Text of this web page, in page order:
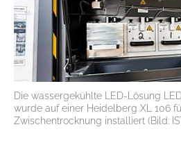
Die wassergekühlte LED-Lösung
wurde auf einer Heidelberg XL 106
Zwischentrocknung installiert (Bild: